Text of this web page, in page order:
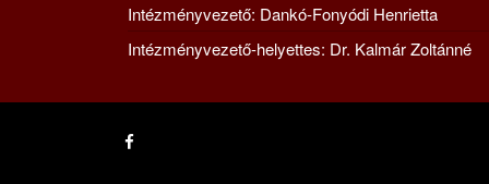
Intézményvezető: Dankó-Fonyódi Henrietta
Intézményvezető-helyettes: Dr. Kalmár Zoltánné